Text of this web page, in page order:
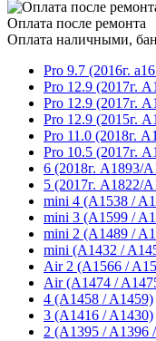
Оплата после ремонта
Оплата наличными,
Pro 9.7 (2016г.
Pro 12.9 (2017г.
Pro 12.9 (2017г.
Pro 12.9 (2015г.
Pro 11.0 (2018г.
Pro 10.5 (2017г.
6 (2018г. A1893/
5 (2017г. A1822/
mini 4 (A1538 /
mini 3 (A1599 /
mini 2 (A1489 /
mini (A1432 /
Air 2 (A1566 /
Air (A1474 /
4 (A1458 / A1459)
3 (A1416 / A1430)
2 (A1395 / A1396